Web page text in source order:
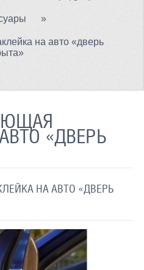
ТКАНЬ
ТКАНЬ
ДОРОЖНЫЕ ЗНАКИ
КРАСКА
С НАМИ
»
на авто «дверь
«ДВЕРЬ
НА АВТО «ДВЕРЬ